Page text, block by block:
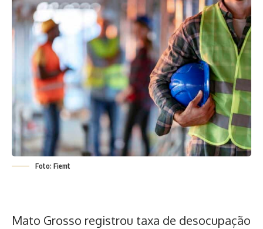
Foto: Fiemt
Mato Grosso registrou taxa de desocupação